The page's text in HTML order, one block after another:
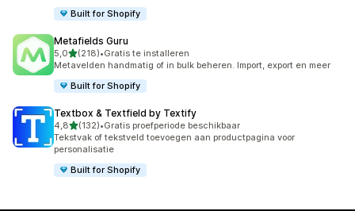
Built for Shopify
Metafields Guru
5,0van 5 sterren
(218)
218 recensies in totaal
•Gratis te installeren
Metavelden handmatig of in bulk beheren. Import, export en meer
Built for Shopify
Textbox & Textfield by Textify
4,8van 5 sterren
(132)
132 recensies in totaal
•Gratis proefperiode beschikbaar
Tekstvak of tekstveld toevoegen aan productpagina voor
personalisatie
Built for Shopify